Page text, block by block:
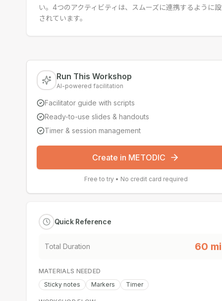
い。4つのアクティビティは、スムーズに連携するように
されています。
Run This Workshop
AI-powered facilitation
Facilitator guide with scripts
Ready-to-use slides & handouts
Timer & session management
Create in METODIC
Free to try • No credit card required
Quick Reference
Total Duration 60
MATERIALS NEEDED
Sticky notes
Markers Timer